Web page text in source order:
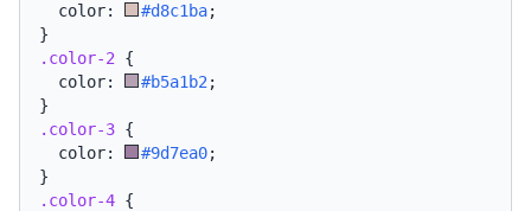
  color:
#d8c1ba;
}
.color-2 {
  color:
#b5a1b2 ;
}
.color-3 {
  color:
#9d7ea0;
}
.color-4 {